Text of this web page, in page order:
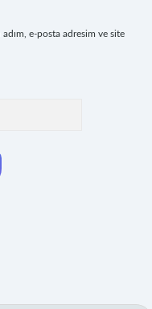
e-posta adresim ve site